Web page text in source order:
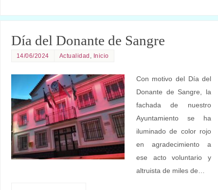
Día del Donante de Sangre
14/06/2024 Actualidad Inicio
Con motivo del Día del
Donante de Sangre, la
fachada de nuestro
Ayuntamiento se ha
iluminado de color rojo
en agradecimiento a
ese acto voluntario y
altruista de miles de…